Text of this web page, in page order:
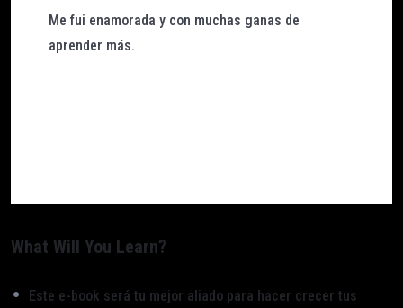
Me fui enamorada y con muchas ganas de
aprender más.
What Will You Learn?
Este e-book será tu mejor aliado para hacer crecer tus